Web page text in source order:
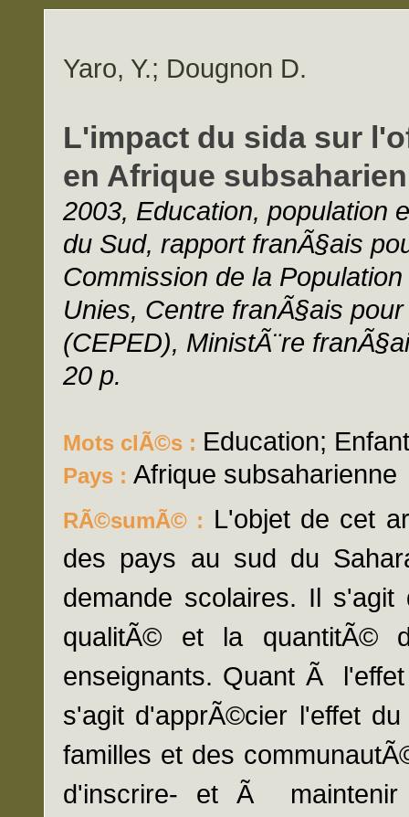
Yaro, Y.; Dougnon D.
L'impact du sida sur
en Afrique
2003, Education, population
du Sud, rapport franÃ§ais
Commission de la
Unies, Centre franÃ§ais
(CEPED), MinistÃ¨re
20 p.
Mots clÃ©s : Education;
Pays : Afrique subsaharienne
RÃ©sumÃ© : L'objet de cet
des pays au sud du
demande scolaires. Il
qualitÃ© et la quantitÃ©
enseignants. Quant Ã
s'agit d'apprÃ©cier l'effet
familles et des
d'inscrire- et Ã maintenir